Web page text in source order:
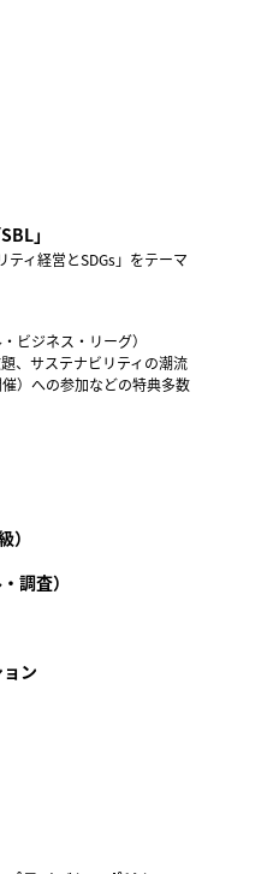
」
ィ経営とSDGs」をテーマ
ビジネス・リーグ）
、サステナビリティの潮流
）への参加などの特典多数
）
調査）
ン